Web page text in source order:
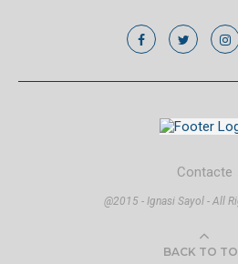
Contacte
@2015 - Ignasi Sayol - All
BACK TO